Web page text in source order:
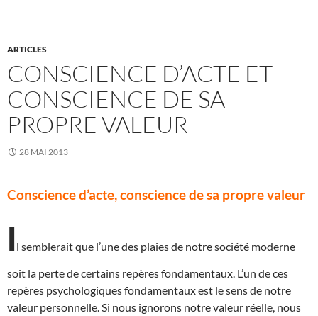
ARTICLES
CONSCIENCE D’ACTE ET
CONSCIENCE DE SA
PROPRE VALEUR
28 MAI 2013
Conscience d’acte, conscience de sa propre valeur
Il semblerait que l’une des plaies de notre société moderne
soit la perte de certains repères fondamentaux. L’un de ces
repères psychologiques fondamentaux est le sens de notre
valeur personnelle. Si nous ignorons notre valeur réelle, nous